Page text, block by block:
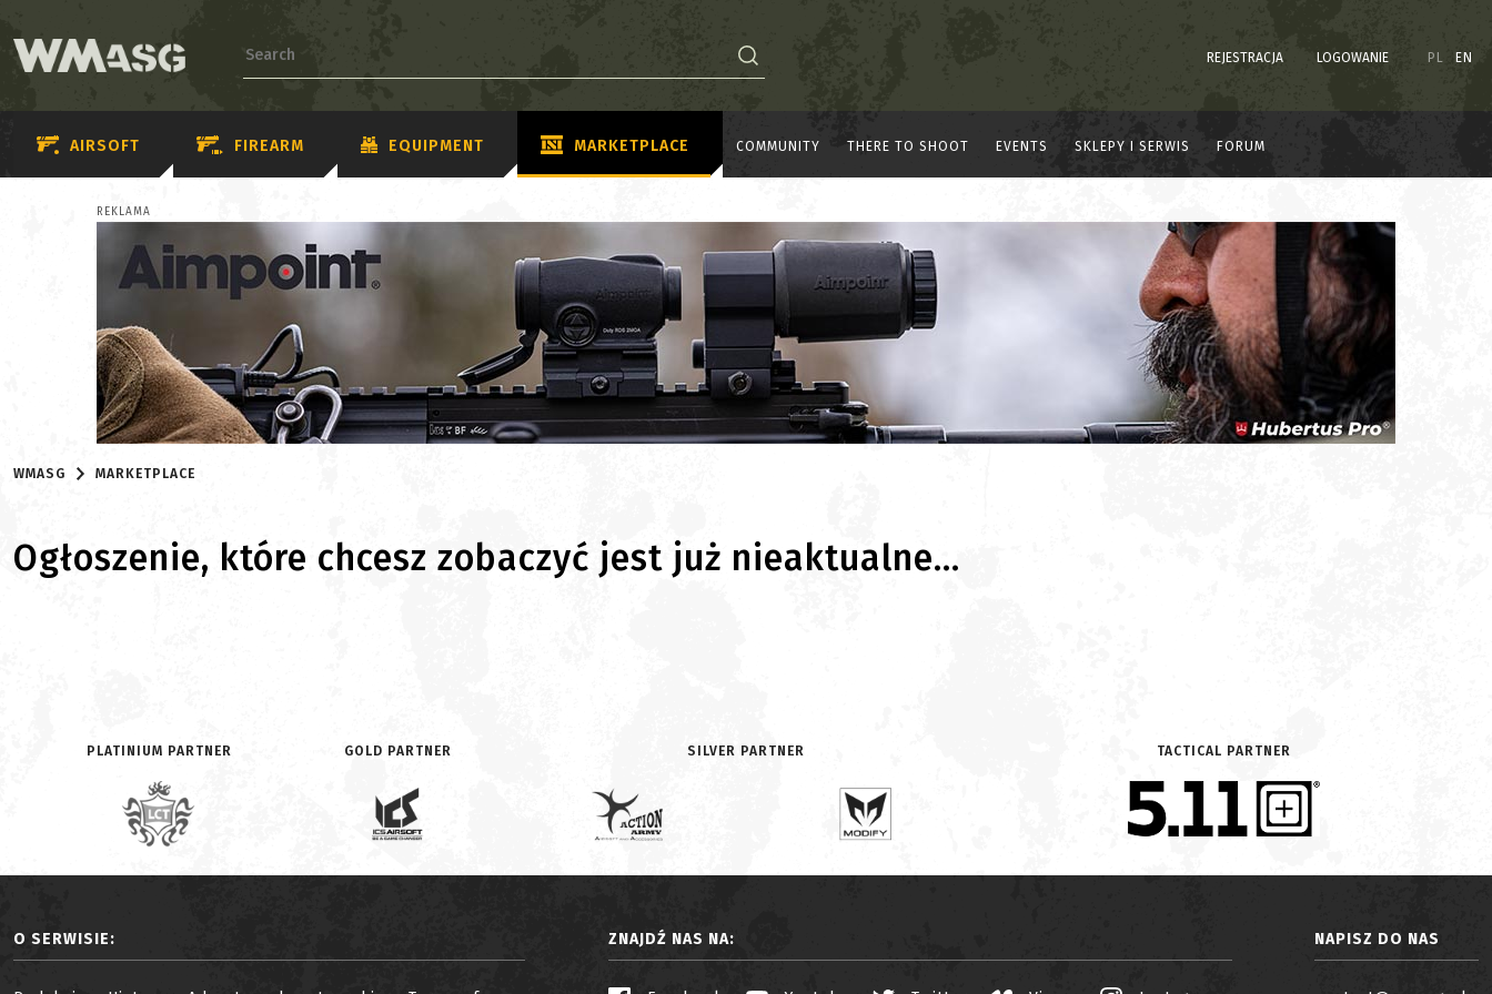
REJESTRACJA LOGOWANIE PL EN
AIRSOFT FIREARM EQUIPMENT MARKETPLACE COMMUNITY THERE TO SHOOT EVENTS SKLEPY I SERWIS FORUM
REKLAMA
WMASG MARKETPLACE
Ogłoszenie, które chcesz zobaczyć jest już nieaktualne...
PLATINIUM PARTNER GOLD PARTNER SILVER PARTNER TACTICAL PARTNER
O SERWISIE: ZNAJDŹ NAS NA: NAPISZ DO NAS